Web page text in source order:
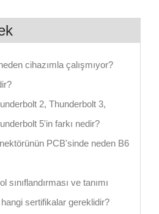
cihazımla çalışmıyor?
2, Thunderbolt 3,
5'in farkı nedir?
PCB'sinde neden B6
ve tanımı
sertifikalar gereklidir?